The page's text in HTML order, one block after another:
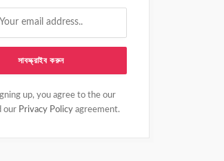
up, you agree to the our
our Privacy Policy agreement.